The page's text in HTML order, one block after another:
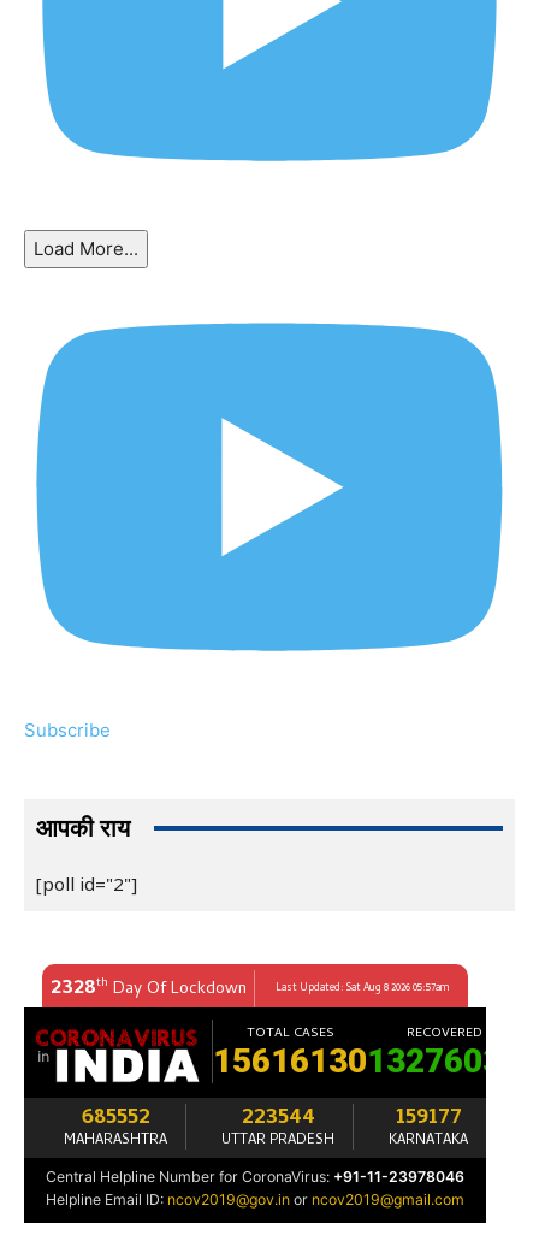
Load More...
Subscribe
आपकी राय
[poll id="2"]